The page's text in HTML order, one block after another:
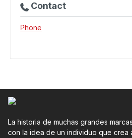
Contact
Phone
La historia de muchas grandes
con la idea de un individuo que crea